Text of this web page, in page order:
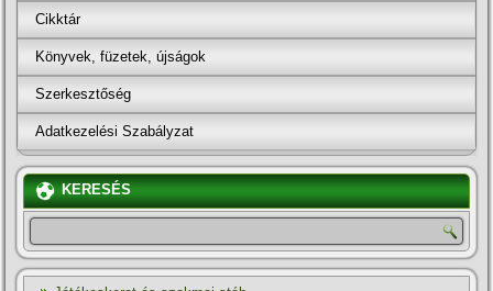
Cikktár
Könyvek, füzetek, újságok
Szerkesztőség
Adatkezelési Szabályzat
KERESÉS